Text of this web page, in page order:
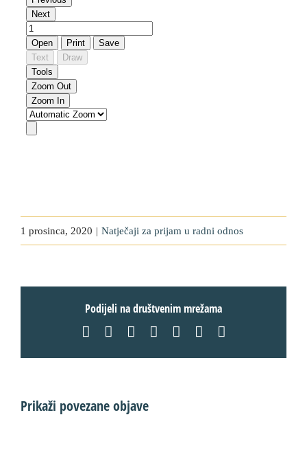
1 prosinca, 2020 | Natječaji za prijam u radni odnos
Podijeli na društvenim mrežama
Facebook LinkedInWhatsApp
TumblrPinterest
Prikaži povezane objave